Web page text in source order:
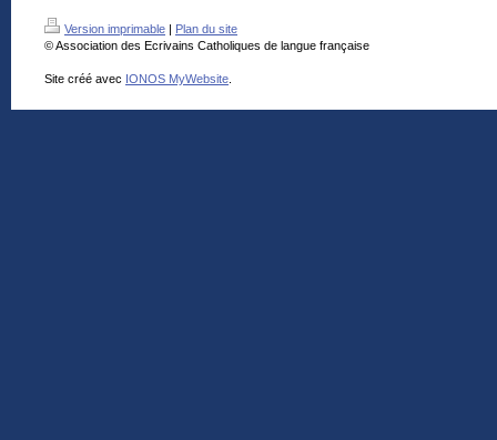
Version imprimable | Plan du site
© Association des Ecrivains Catholiques de langue française
Site créé avec IONOS MyWebsite